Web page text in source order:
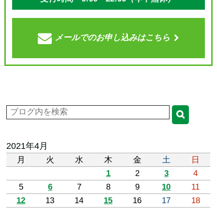
メールでのお申し込みはこちら
2021年4月
月 火 水 木 金 土
日
1
2 3
4
5
6 7 8 9 10
11
12
13 14 15 16 17
18